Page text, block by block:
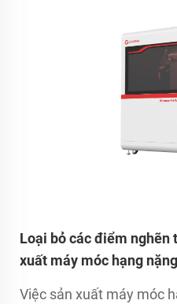
Loại bỏ các điểm nghẽn
xuất máy móc hạng nặng
Việc sản xuất máy móc